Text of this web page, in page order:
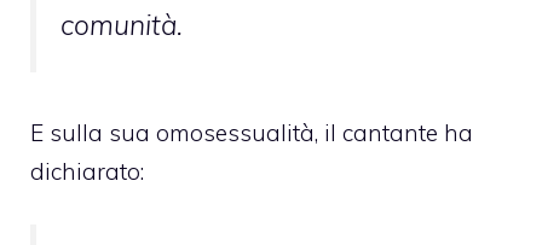
comunità.
E sulla sua omosessualità, il cantante ha
dichiarato: